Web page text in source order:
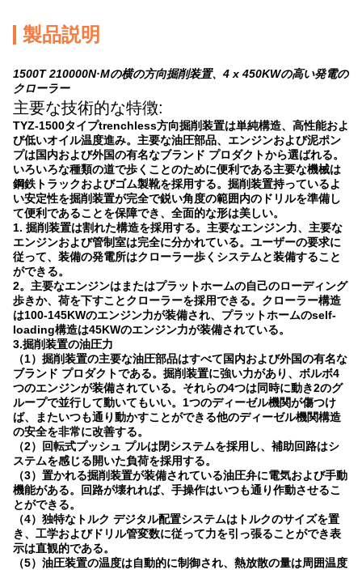
製品説明
1500T 210000N·Mの横の方向掘削装置、4 x 450KWの高い発電の
クローラー
主要な技術的な特徴:
TYZ-1500タイプtrenchless方向掘削装置は単純構造、高性能およ
び低いオイル温度進み。主要な油圧部品、エンジンおよび泥ポン
プは国内および外国の有名なブランド プロダクトから選ばれる。
いろいろな種類の道で歩くことのために便利である主要な機械は
鋼鉄トラックおよびゴム製靴を採用する。掘削装置持っているよ
い安定性を掘削装置が完全で鋭い角度の範囲内のドリルを準備し
て便利であることを保障でき、全面的な形は美しい。
1. 掘削装置は割れた構造を採用する。主要なエンジン力、主要な
エンジンおよび管制室は完全に分かれている。ユーザーの要求に
従って、装備の発電所はクローラー歩くシステムと装備すること
ができる。
2。主要なエンジンはまたはプラットホームの自己のローディング
歩きか、荷を下すことクローラーを採用できる。クローラー構造
は100-145KWのエンジン力が装備され、プラットホームのself-
loading構造は45KWのエンジン力が装備されている。
3.掘削装置の油圧力
（1）掘削装置の主要な油圧部品はすべて国内および外国の有名な
ブランド プロダクトである。掘削装置に強い力があり、ボルボ4
つのエンジンが装備されている。それらの4つは同時に動き2のグ
ループで並行して動いてもいい。1つのディーゼル機関が傷つけ
ば、またいつも通り動かすことができる他のディーゼル機関構造
の安全を非常に改善する。
（2）回転式プッシュ プルは閉システムを採用し、補助回路はシ
ステムを感じる開いた負荷を採用する。
（3）置かれる掘削装置が装備されている油圧弁に電気および手動
機能がある。回路が壊れれば、手操作はいつも通り作動させるこ
とができる。
（4）独特なトルク デジタル配置システムはトルクのサイズを置
き、工学およびドリル管変数に従って力を引っ張ることができ表
示は直観的である。
（5）油圧装置の温度は自動的に制御され、熱放散の量は周囲温度